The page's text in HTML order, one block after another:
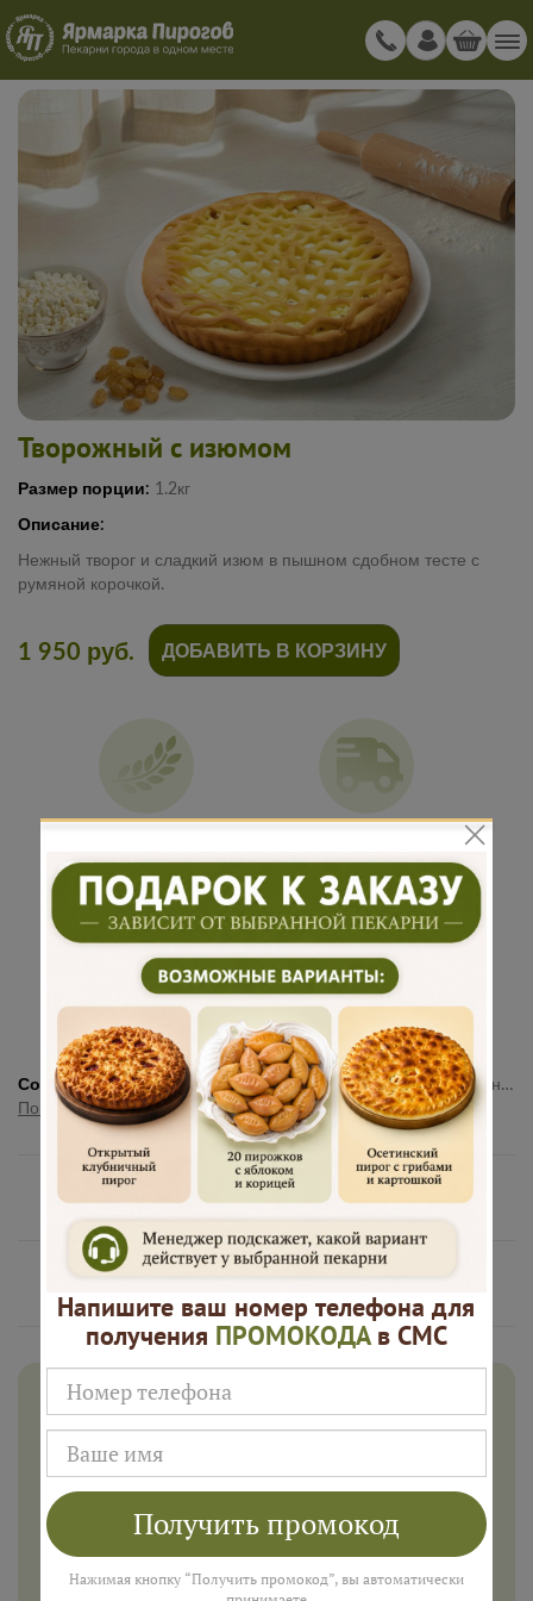
Творожный с изюмом
Размер порции: 1.2кг
Описание:
Нежный творог и сладкий изюм в пышном сдобном тесте с
румяной корочкой.
Традиционная
рецептура
Бережная
доставка
Подарок к
каждому
заказу
Много
начинки
1 950 руб. ДОБАВИТЬ В КОРЗИНУ
Состав:Мука пшеничная высшего сорта, молоко, яйцо куриное, сахар, соль, дрожжи, масло сливочное, творог, изюм, сахар
Показать полностью
Нам доверяют
Русские Пироги это
Дарим 500 рублей на заказ в
августе!
Введите ваш номер телефона и мы пришлем промокод
для подарка в смс
Напишите ваш номер телефона для
получения ПРОМОКОДАв СМС
Получить промокод
Нажимая кнопку “Получить промокод”, вы автоматически